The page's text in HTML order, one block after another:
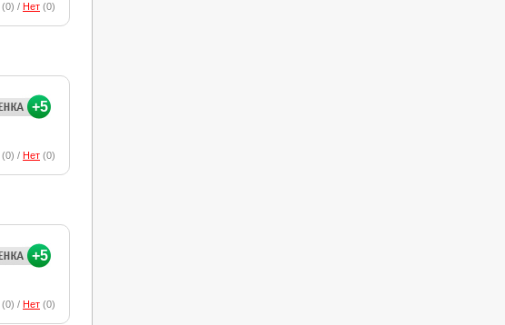
(0) / Нет (0)
+5
(0) / Нет (0)
+5
(0) / Нет (0)